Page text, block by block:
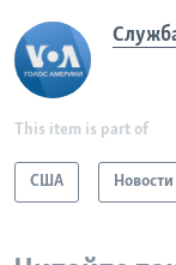
This item is part of
США Новости